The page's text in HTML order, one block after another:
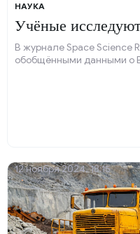
НАУКА
Учёные
В журнале Space Science
обобщёнными данными о
12 ноября 2024, 18:15